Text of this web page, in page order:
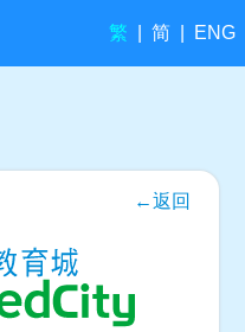
繁 简 ENG
←返回